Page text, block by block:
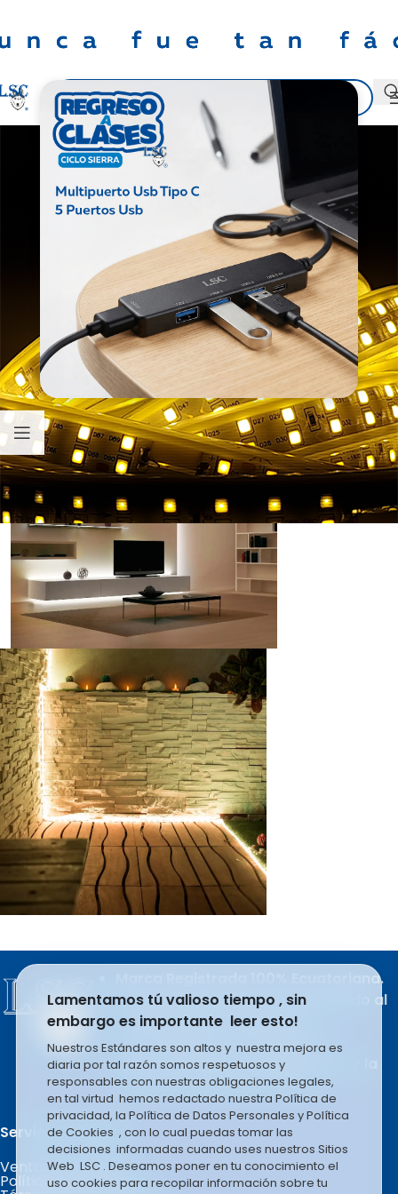
MANGUERAS Y CINTAS LED
Mangueras Led
On octubre 19, 2023
APLICACIONES Y USOS.
Las mangueras Led pueden ser usadas en:
Fachadas, Escaleras, Pilares, Arcos, Palmeras, Árboles, Plantas,
Jardines, Anuncios Luminosos, Bares, Restaurantes, Hoteles o
para resaltar contornos de objetos, paredes, techos y
decoración en general temática o especifica bajo diseño, etc.A
continuación podemos observar fotos de la variedad de usos.
Marca Registrada 100% Ecuatoriana.
Producto del esfuerzo apasionado al
trabajo de sus integrantes.
LSC COMPANY S.A se rige en la
filosofía basada en el liderazgo y la
mejora constante e infinita.
Servicio al Cliente.
Ventas por Mayor
Políticas de Garantía
Lamentamos tú valioso tiempo , sin
embargo es importante leer esto!
Nuestros Estándares son altos y nuestra mejora es
diaria por tal razón somos respetuosos y
responsables con nuestras obligaciones legales,
en tal virtud hemos redactado nuestra Política de
privacidad, la Política de Datos Personales y Política
de Cookies , con lo cual puedas tomar las
decisiones informadas cuando uses nuestros Sitios
Web LSC . Deseamos poner en tu conocimiento el
uso cookies para recopilar información sobre tu